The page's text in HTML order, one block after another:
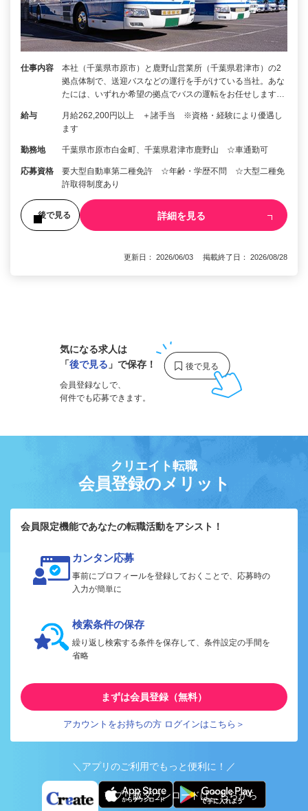
仕事内容
本社（千葉県市原市）と鹿野山営業所（千葉県君津市）の2
拠点体制で、送迎バスなどの運行を手がけている当社。あな
たには、いずれか希望の拠点でバスの運転をお任せします…
給与
月給262,200円以上 ＋諸手当 ※資格・経験により優遇し
ます
勤務地 千葉県市原市白金町、千葉県君津市鹿野山 ☆車通勤可
応募資格
要大型自動車第二種免許 ☆年齢・学歴不問 ☆大型二種免
許取得制度あり
後で見る 詳細を見る
更新日： 2026/06/03 掲載終了日： 2026/08/28
気になる求人は
「後で見る 」で保存！
会員登録なしで、
何件でも応募できます。
クリエイト転職
会員登録のメリット
会員限定機能であなたの転職活動をアシスト！
カンタン応募
事前にプロフィールを登録しておくことで、応募時の
入力が簡単に
検索条件の保存
繰り返し検索する条件を保存して、条件設定の手間を
省略
まずは会員登録（無料）
アカウントをお持ちの方 ログインはこちら＞
＼アプリのご利用でもっと便利に！／
アプリ版ダウンロードはこちらから